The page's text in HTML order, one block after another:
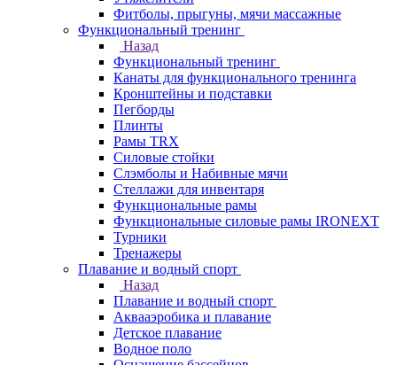
Фитболы, прыгуны, мячи массажные
Функциональный тренинг
Назад
Функциональный тренинг
Канаты для функционального тренинга
Кронштейны и подставки
Пегборды
Плинты
Рамы TRX
Силовые стойки
Слэмболы и Набивные мячи
Стеллажи для инвентаря
Функциональные рамы
Функциональные силовые рамы IRONEXT
Турники
Тренажеры
Плавание и водный спорт
Назад
Плавание и водный спорт
Аквааэробика и плавание
Детское плавание
Водное поло